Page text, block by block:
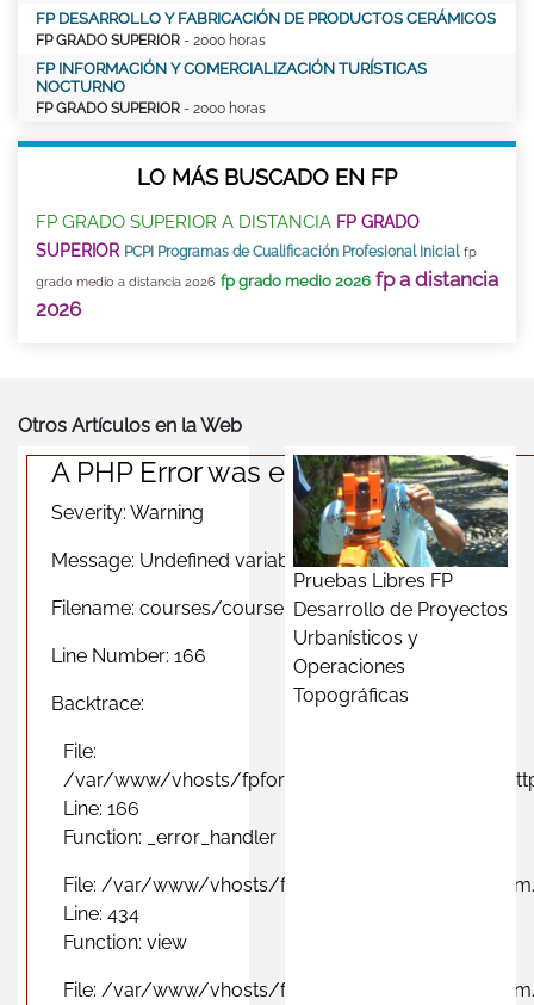
FP DESARROLLO Y FABRICACIÓN DE PRODUCTOS CERÁMICOS
FP GRADO SUPERIOR - 2000 horas
FP INFORMACIÓN Y COMERCIALIZACIÓN TURÍSTICAS
NOCTURNO
FP GRADO SUPERIOR - 2000 horas
LO MÁS BUSCADO EN FP
FP GRADO SUPERIOR A DISTANCIA FP GRADO
SUPERIOR PCPI Programas de Cualificación Profesional Inicial fp
grado medio a distancia 2026 fp grado medio 2026 fp a distancia
2026
Otros Artículos en la Web
A PHP Error was encountered
Severity: Warning
Message: Undefined variable $photomas
Filename: courses/course_city_view.php
Line Number: 166
Backtrace:
File:
/var/www/vhosts/fpformacionprofesional.com/
Line: 166
Function: _error_handler
File: /var/www/vhosts/
Line: 434
Function: view
File: /var/www/vhosts/
Pruebas Libres FP
Desarrollo de Proyectos
Urbanísticos y
Operaciones
Topográficas